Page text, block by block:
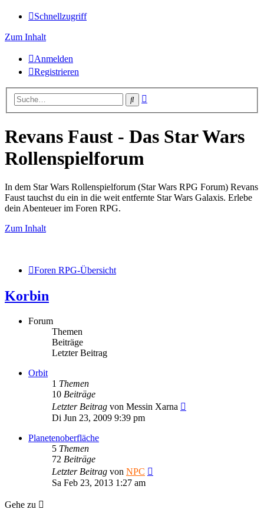
Schnellzugriff
Zum Inhalt
Anmelden
Registrieren
Suche
Revans Faust - Das Star Wars
Rollenspielforum
In dem Star Wars Rollenspielforum (Star Wars RPG Forum) Revans
Faust tauchst du ein in die weit entfernte Star Wars Galaxis. Erlebe
dein Abenteuer im Foren RPG.
Zum Inhalt
Foren RPG-Übersicht
Korbin
Forum
Themen
Beiträge
Letzter Beitrag
Orbit
1 Themen
10 Beiträge
Letzter Beitrag von Messin Xarna
Di Jun 23, 2009 9:39 pm
Planetenoberfläche
5 Themen
72 Beiträge
Letzter Beitrag von NPC
Sa Feb 23, 2013 1:27 am
Gehe zu